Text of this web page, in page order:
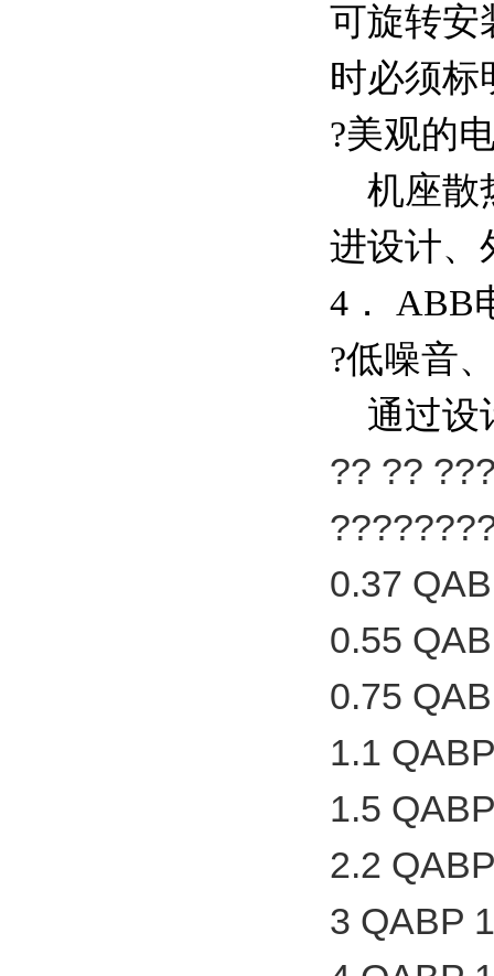
可旋转安
时必须标
?美观的
机座散
进设计、
4． ABB
?低噪音
通过设
?? ??
0.37
0.55
0.75
1.1
1.5
2.2
3 QABP